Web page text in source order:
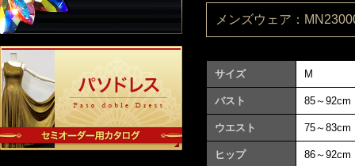
メンズウェア：
サイズ M
バスト 85～92cm
ウエスト 75～83cm
ヒップ 86～92cm